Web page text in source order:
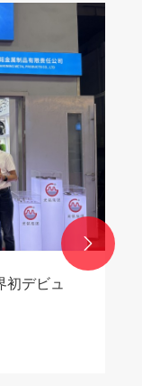
初デビュ
